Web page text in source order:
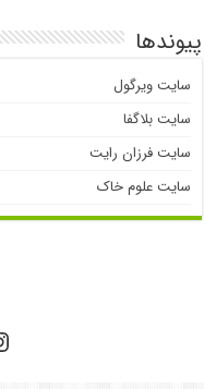
پیوندها
سایت ویرگول
سایت بلاگفا
سایت فرزان رایت
سایت علوم خاک